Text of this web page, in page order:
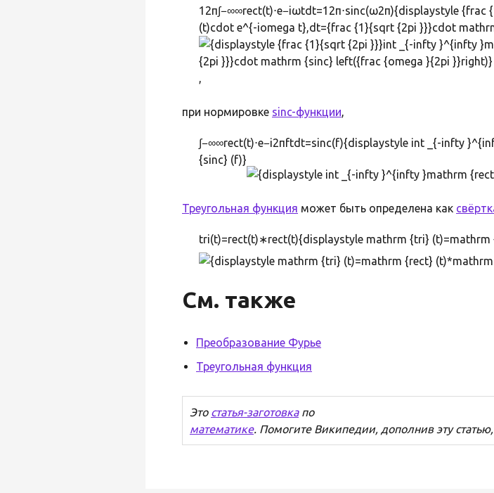
12π∫−∞∞rect(t)⋅e−iωtdt=12π⋅sinc(ω2π){displaystyle
(t)cdot e^{-iomega t},dt={frac {1}{sqrt {2pi }}}cdot
,
при нормировке sinc-функции,
∫−∞∞rect(t)⋅e−i2πftdt=sinc(f){displaystyle int _{-infty
{sinc} (f)}
Треугольная функция может быть определена как
tri(t)=rect(t)∗rect(t){displaystyle mathrm {tri}
См. также
Преобразование Фурье
Треугольная функция
Это статья-заготовкапо
математике. Помогите Википедии, дополнив эту